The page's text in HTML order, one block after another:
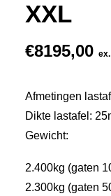
XXL
€8195,00
Afmetingen
Dikte lastafel:
Gewicht:
2.400kg (gaten
2.300kg (gaten